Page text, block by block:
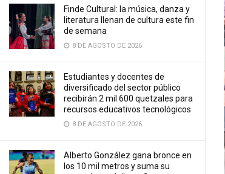
Finde Cultural: la música, danza y
literatura llenan de cultura este fin
de semana
8 DE AGOSTO DE 2026
Estudiantes y docentes de
diversificado del sector público
recibirán 2 mil 600 quetzales para
recursos educativos tecnológicos
8 DE AGOSTO DE 2026
Alberto González gana bronce en
los 10 mil metros y suma su